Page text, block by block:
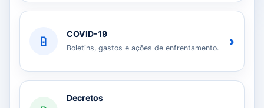
COVID-19
Boletins, gastos e ações de enfrentamento. ›
Decretos